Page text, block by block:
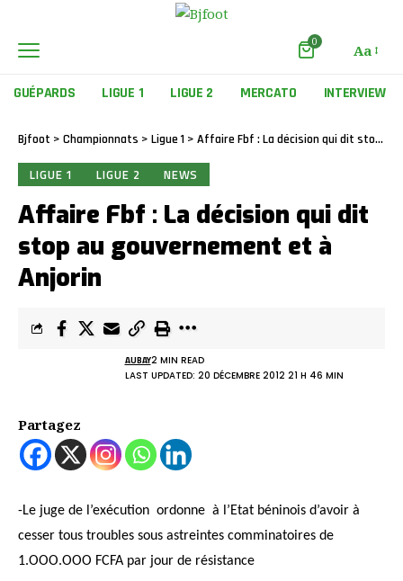
0 Aa
GUÉPARDS LIGUE 1 LIGUE 2 MERCATO INTERVIEW
Bjfoot > Championnats > Ligue 1 > Affaire Fbf : La décision qui dit stop au gouvernement et à Anjorin
LIGUE 1 LIGUE 2 NEWS
Affaire Fbf : La décision qui dit
stop au gouvernement et à
Anjorin
LAST UPDATED: 20 DÉCEMBRE 2012 21 H 46 MIN
AUBAY2 MIN READ
Partagez
-Le juge de l’exécution ordonne à l’Etat béninois d’avoir à
cesser tous troubles sous astreintes comminatoires de
1.OOO.OOO FCFA par jour de résistance